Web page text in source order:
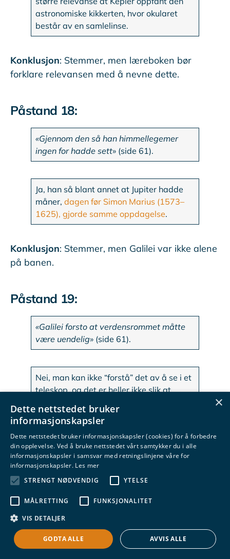
astronomiske kikkerten, hvor okularet
består av en samlelinse.
Konklusjon: Stemmer, men læreboken bør
forklare relevansen med å nevne dette.
Påstand 18:
«Gjennom den så han himmellegemer
ingen for hadde sett» (side 61).
Ja, han så blant annet at Jupiter hadde
måner,dagen før Simon Marius (1573–
1625), gjorde samme oppdagelse.
Konklusjon: Stemmer, men Galilei var ikke alene
på banen.
Påstand 19:
«Galilei forsto at verdensrommet måtte
være uendelig» (side 61).
Nei, man kan ikke “forstå” det av å se i et
teleskop, og det er heller ikke slik at
er uendelig. Universet – tid og rom – har
en historie tilbake til Big Bang og utvider
seg fortsatt.
Det Galilei faktisk kunne se var at
himmelegemene lenger ut en vår månes
bane ikke var fullkomne, bl.a. siden det
var fjell og kratere på månen og også
mellom en fullkommen himmelverden fra
månens bane og utover, mens det var en
×
Dette nettstedet bruker
informasjonskapsler
Dette nettstedet bruker informasjonskapsler (cookies) for å forbedre
din opplevelse. Ved å bruke nettstedet vårt samtykker du i alle
informasjonskapsler i samsvar med retningslinjene våre for
informasjonskapsler. Les mer
STRENGT NØDVENDIG
YTELSE
MÅLRETTING
FUNKSJONALITET
VIS DETALJER
GODTA ALLE AVVIS ALLE